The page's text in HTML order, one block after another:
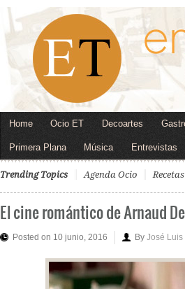
Home Ocio ET Decoartes
Primera Plana Música Entrevistas
Trending Topics Agenda Ocio Recetas
El cine romántico de Arnaud
Posted on 10 junio, 2016 By José Luis